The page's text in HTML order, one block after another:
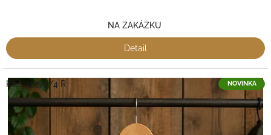
NA ZAKÁZKU
Detail
NOVINKA
Kód:15379/4 R